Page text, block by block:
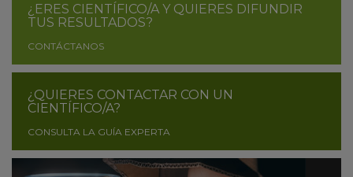
¿ERES CIENTÍFICO/A Y QUIERES DIFUNDIR
TUS RESULTADOS?
CONTÁCTANOS
¿QUIERES CONTACTAR CON UN
CIENTÍFICO/A?
CONSULTA LA GUÍA EXPERTA